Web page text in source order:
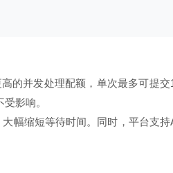
的并发处理配额，单次最多可提交
影响。
幅缩短等待时间。同时，平台支持